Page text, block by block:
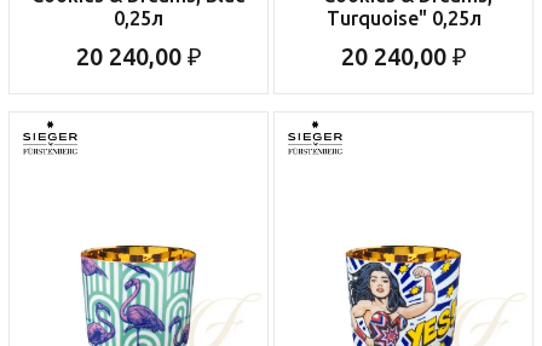
0,25л
20 240,00 ₽
Turquoise" 0,25л
20 240,00 ₽